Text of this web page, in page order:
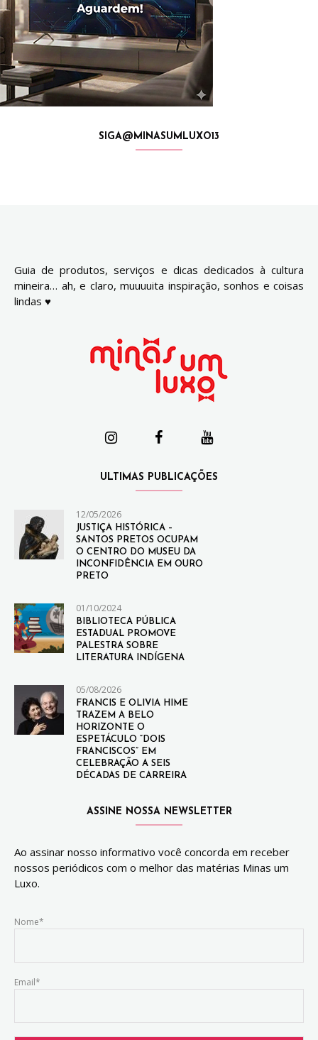
SIGA@MINASUMLUXO13
Guia de produtos, serviços e dicas dedicados à cultura
mineira… ah, e claro, muuuuita inspiração, sonhos e coisas
lindas ♥
ULTIMAS PUBLICAÇÕES
12/05/2026
JUSTIÇA HISTÓRICA –
SANTOS PRETOS OCUPAM
O CENTRO DO MUSEU DA
INCONFIDÊNCIA EM OURO
PRETO
01/10/2024
BIBLIOTECA PÚBLICA
ESTADUAL PROMOVE
PALESTRA SOBRE
LITERATURA INDÍGENA
05/08/2026
FRANCIS E OLIVIA HIME
TRAZEM A BELO
HORIZONTE O
ESPETÁCULO “DOIS
FRANCISCOS” EM
CELEBRAÇÃO A SEIS
DÉCADAS DE CARREIRA
ASSINE NOSSA NEWSLETTER
Ao assinar nosso informativo você concorda em receber
nossos periódicos com o melhor das matérias Minas um
Luxo.
Nome*
Email*